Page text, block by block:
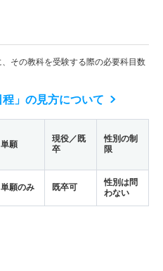
その教科を受験する際の必要科目数
程」の見方について
単願
現役／既
卒
性別の制
限
単願のみ 既卒可
性別は問
わない